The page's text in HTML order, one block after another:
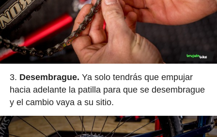
Desembrague. Ya solo tendrás que empujar
hacia adelante la patilla para que se desembrague
y el cambio vaya a su sitio.